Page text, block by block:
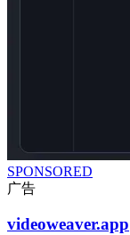
SPONSORED
广告
videoweaver.app